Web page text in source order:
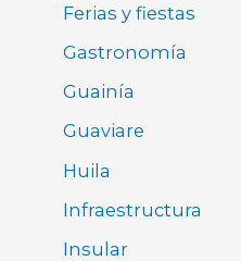
Ferias y fiestas
Gastronomía
Guainía
Guaviare
Huila
Infraestructura
Insular